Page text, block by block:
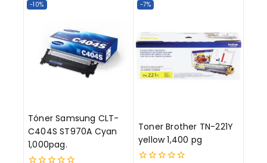
-10%
Tóner Samsung CLT-
C404S ST970A Cyan
1,000pag.
-7%
Toner Brother TN-221Y
yellow 1,400 pg